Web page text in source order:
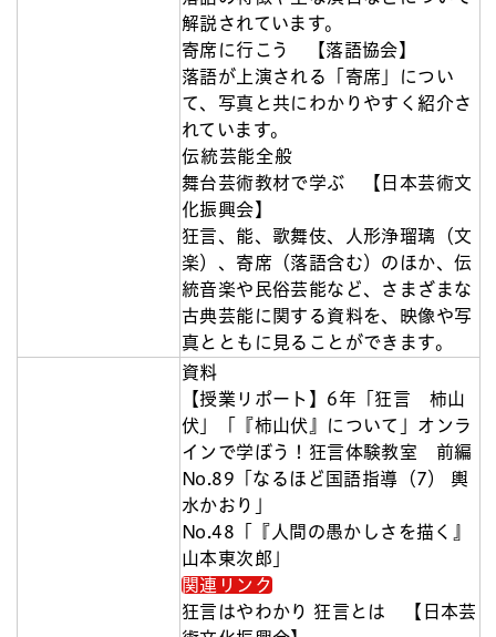
解説されています。
寄席に行こう 【落語協会】
落語が上演される「寄席」につい
て、写真と共にわかりやすく紹介さ
れています。
伝統芸能全般
舞台芸術教材で学ぶ 【日本芸術文
化振興会】
狂言、能、歌舞伎、人形浄瑠璃（文
楽）、寄席（落語含む）のほか、伝
統音楽や民俗芸能など、さまざまな
古典芸能に関する資料を、映像や写
真とともに見ることができます。
資料
【授業リポート】6年「狂言 柿山
伏」「『柿山伏』について」オンラ
インで学ぼう！狂言体験教室 前編
No.89「なるほど国語指導（7） 輿
水かおり」
No.48「『人間の愚かしさを描く』
山本東次郎」
関連リンク
狂言はやわかり 狂言とは 【日本芸